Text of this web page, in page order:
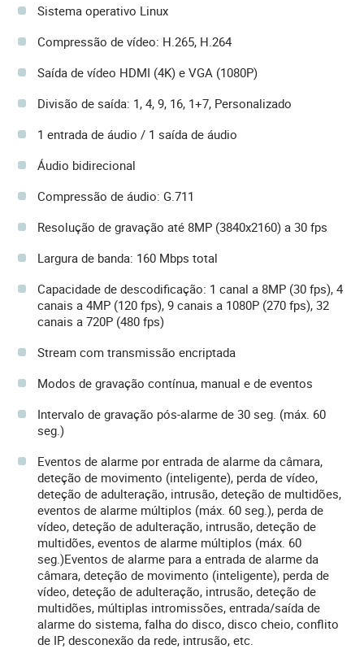
Sistema operativo Linux
Compressão de vídeo: H.265, H.264
Saída de vídeo HDMI (4K) e VGA (1080P)
Divisão de saída: 1, 4, 9, 16, 1+7, Personalizado
1 entrada de áudio / 1 saída de áudio
Áudio bidirecional
Compressão de áudio: G.711
Resolução de gravação até 8MP (3840x2160) a 30 fps
Largura de banda: 160 Mbps total
Capacidade de descodificação: 1 canal a 8MP (30 fps), 4
canais a 4MP (120 fps), 9 canais a 1080P (270 fps), 32
canais a 720P (480 fps)
Stream com transmissão encriptada
Modos de gravação contínua, manual e de eventos
Intervalo de gravação pós-alarme de 30 seg. (máx. 60
seg.)
Eventos de alarme por entrada de alarme da câmara,
deteção de movimento (inteligente), perda de vídeo,
deteção de adulteração, intrusão, deteção de multidões,
eventos de alarme múltiplos (máx. 60 seg.), perda de
vídeo, deteção de adulteração, intrusão, deteção de
multidões, eventos de alarme múltiplos (máx. 60
seg.)Eventos de alarme para a entrada de alarme da
câmara, deteção de movimento (inteligente), perda de
vídeo, deteção de adulteração, intrusão, deteção de
multidões, múltiplas intromissões, entrada/saída de
alarme do sistema, falha do disco, disco cheio, conflito
de IP, desconexão da rede, intrusão, etc.